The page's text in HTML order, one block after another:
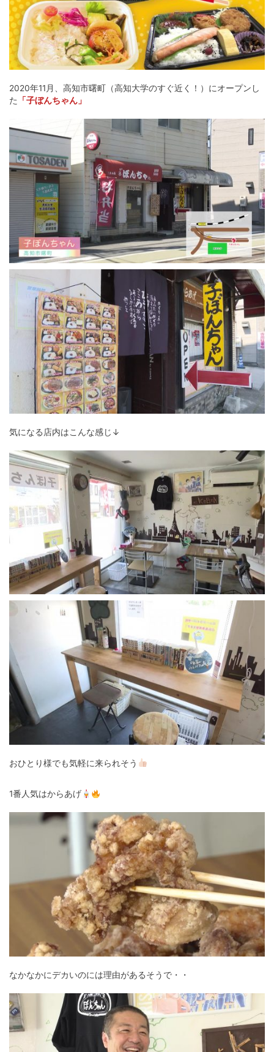
2020年11月、高知市曙町（高知大学のすぐ近く！）にオープンし
た
「子ぼんちゃん」
気になる店内はこんな感じ↓
おひとり様でも気軽に来られそう
1番人気はからあげ
なかなかにデカいのには理由があるそうで・・